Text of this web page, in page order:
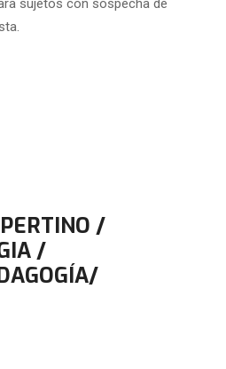
sujetos con sospecha de
/
/